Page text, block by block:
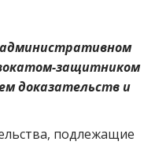
административном
защитником
доказательств и
подлежащие